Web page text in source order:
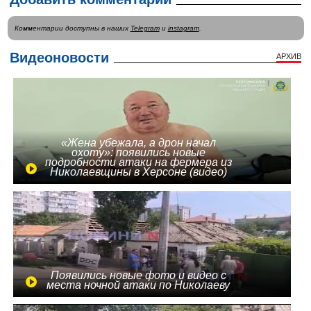
Комментарии доступны в наших Telegramи instagram.
Видеоновости АРХИВ
«Жена убежала, а дрон начал
охоту»: появились новые
подробности атаки на фермера из
Николаевщины в Херсоне (видео)
Появились новые фото и видео с
места ночной атаки по Николаеву